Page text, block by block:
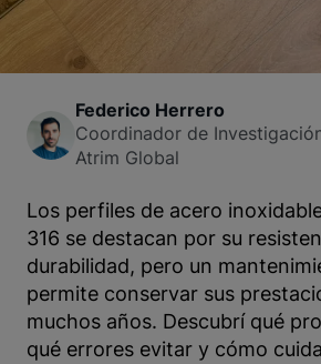
Federico Herrero
Coordinador de
Atrim Global
Los perfiles de acero
316 se destacan por su
durabilidad, pero un
permite conservar sus
muchos años. Descubrí qué
qué errores evitar y cómo